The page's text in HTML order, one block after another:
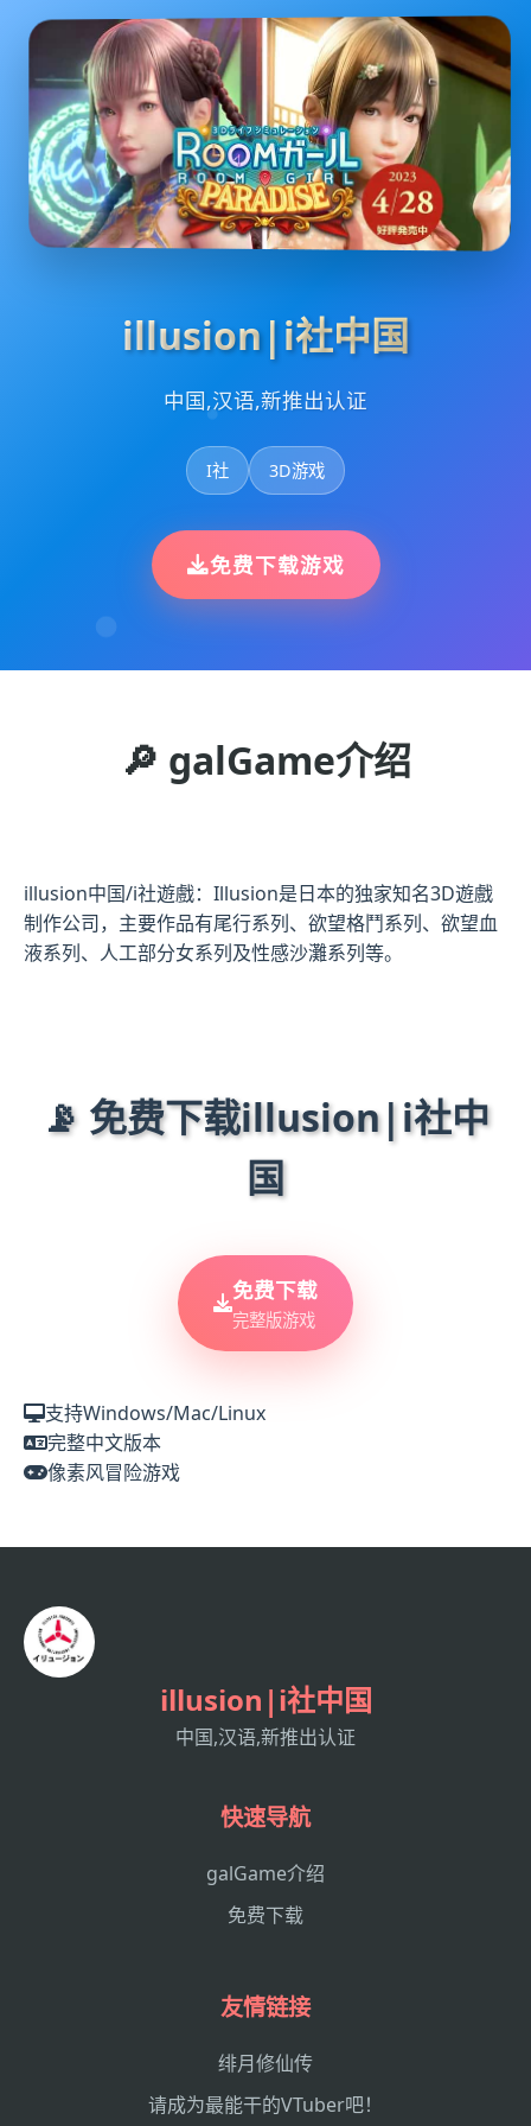
illusion|i社中国
中国,汉语,新推出认证
I社 3D游戏
免费下载游戏
🔎 galGame介绍
illusion中国/i社遊戲：Illusion是日本的独家知名3D遊戲
制作公司，主要作品有尾行系列、欲望格鬥系列、欲望血
液系列、人工部分女系列及性感沙灘系列等。
📡 免费下载illusion|i社中
国
免费下载
完整版游戏
支持Windows/Mac/Linux
完整中文版本
像素风冒险游戏
illusion|i社中国
中国,汉语,新推出认证
快速导航
galGame介绍
免费下载
友情链接
绯月修仙传
请成为最能干的VTuber吧！